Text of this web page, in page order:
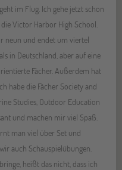
im Flug. Ich gehe jetzt schon
Victor Harbor High School.
neun und endet um viertel
in Deutschland, aber auf eine
Fächer. Außerdem hat
habe die Fächer Society and
Studies, Outdoor Education
und machen mir viel Spaß.
man viel über Set und
auch Schauspielübungen.
heißt das nicht, dass ich